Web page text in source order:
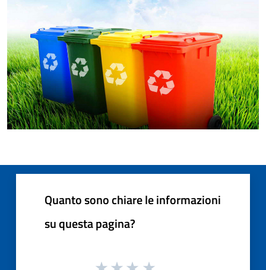
Quanto sono chiare le informazioni
su questa pagina?